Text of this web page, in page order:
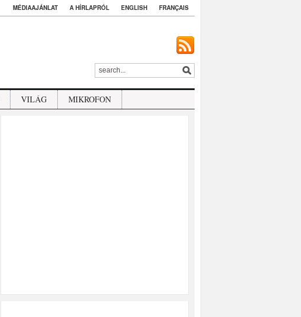
MÉDIAAJÁNLAT A HÍRLAPRÓL ENGLISH FRANÇAIS
VILÁG MIKROFON